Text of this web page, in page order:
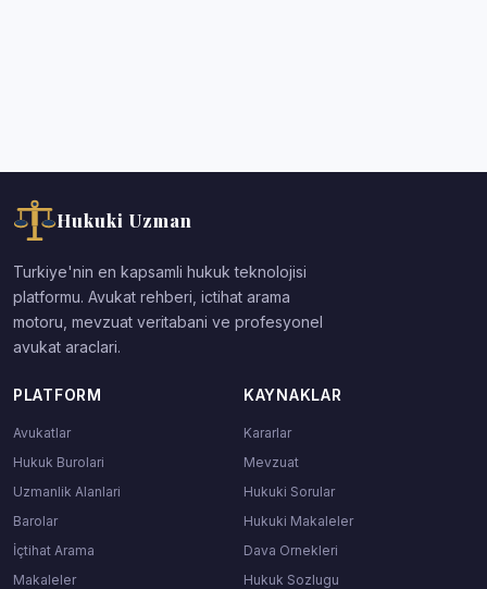
Hukuki Uzman
Turkiye'nin en kapsamli hukuk teknolojisi
platformu. Avukat rehberi, ictihat arama
motoru, mevzuat veritabani ve profesyonel
avukat araclari.
PLATFORM
Avukatlar
Hukuk Burolari
Uzmanlik Alanlari
Barolar
İçtihat Arama
Makaleler
KAYNAKLAR
Kararlar
Mevzuat
Hukuki Sorular
Hukuki Makaleler
Dava Ornekleri
Hukuk Sozlugu